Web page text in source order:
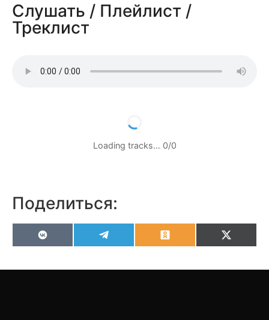
Слушать / Плейлист /
Треклист
Loading tracks… 0/0
Поделиться:
VK OdnoklassnikiX